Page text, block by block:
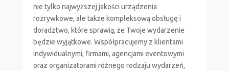
nie tylko najwyższej jakości urządzenia
rozrywkowe, ale także kompleksową obsługę i
doradztwo, które sprawią, że Twoje wydarzenie
będzie wyjątkowe. Współpracujemy z klientami
indywidualnymi, firmami, agencjami eventowymi
oraz organizatorami różnego rodzaju wydarzeń,